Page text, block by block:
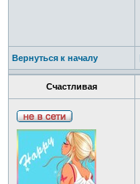
Вернуться к началу
Счастливая